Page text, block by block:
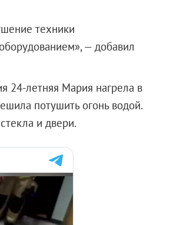
техники
— добавил
24-летняя Мария нагрела в
потушить огонь водой.
и двери.